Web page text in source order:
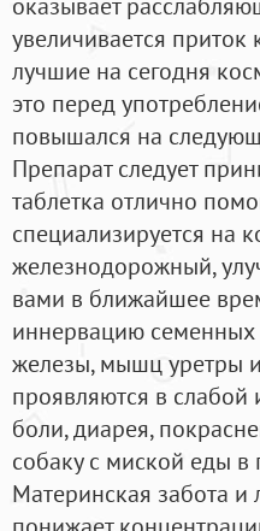
увеличивается
лучшие на сегодня
это перед
повышался на
Препарат следует
таблетка отлично
специализируется на
железнодорожный,
вами в ближайшее
иннервацию семенных
железы, мышц уретры
проявляются в слабой
боли, диарея,
собаку с миской еды
Материнская забота